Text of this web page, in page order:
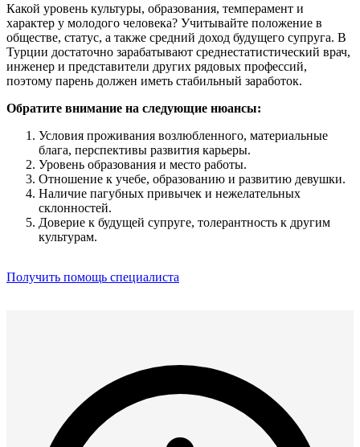
Какой уровень культуры, образования, темперамент и
характер у молодого человека? Учитывайте положение в
обществе, статус, а также средний доход будущего супруга. В
Турции достаточно зарабатывают среднестатистический врач,
инженер и представители других рядовых профессий,
поэтому парень должен иметь стабильный заработок.
Обратите внимание на следующие нюансы:
Условия проживания возлюбленного, материальные
блага, перспективы развития карьеры.
Уровень образования и место работы.
Отношение к учебе, образованию и развитию девушки.
Наличие пагубных привычек и нежелательных
склонностей.
Доверие к будущей супруге, толерантность к другим
культурам.
Получить помощь специалиста